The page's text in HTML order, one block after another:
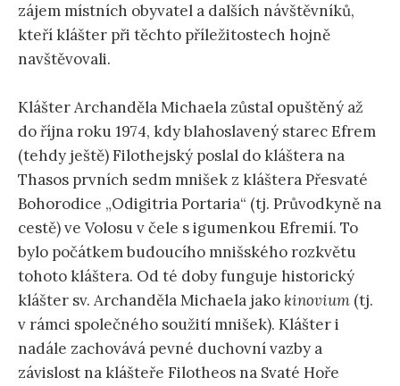
zájem místních obyvatel a dalších návštěvníků,
kteří klášter při těchto příležitostech hojně
navštěvovali.
Klášter Archanděla Michaela zůstal opuštěný až
do října roku 1974, kdy blahoslavený starec Efrem
(tehdy ještě) Filothejský poslal do kláštera na
Thasos prvních sedm mnišek z kláštera Přesvaté
Bohorodice „Odigitria Portaria“ (tj. Průvodkyně na
cestě) ve Volosu v čele s igumenkou Efremií. To
bylo počátkem budoucího mnišského rozkvětu
tohoto kláštera. Od té doby funguje historický
klášter sv. Archanděla Michaela jako kinovium (tj.
v rámci společného soužití mnišek). Klášter i
nadále zachovává pevné duchovní vazby a
závislost na klášteře Filotheos na Svaté Hoře